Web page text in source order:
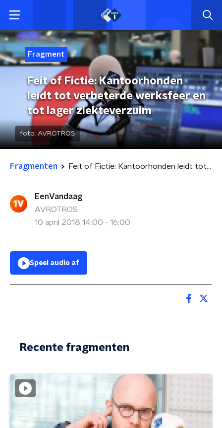
Fragment
Feit of Fictie: Kantoorhonden
leidt tot verbeterde werksfeer en
tot lager ziekteverzuim
foto: AVROTROS
Fragmenten Feit of Fictie: Kantoorhonden leidt tot verbeterde werksfeer en tot lager ziekteverzuim
EenVandaag
AVROTROS
10 april 2018 14:00 - 16:00
Speel audio af
Recente fragmenten